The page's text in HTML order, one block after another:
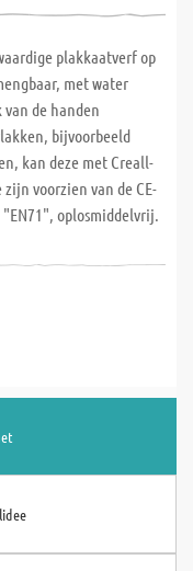
plakkaatverf op
met water
de handen
bijvoorbeeld
kan deze met Creall-
voorzien van de CE-
oplosmiddelvrij.